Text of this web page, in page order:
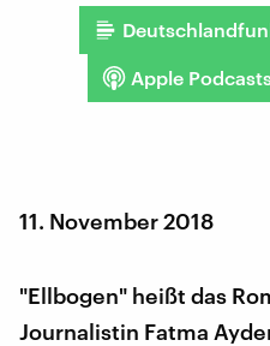
Apple
11. November 2018
"Ellbogen" heißt das
Journalistin Fatma